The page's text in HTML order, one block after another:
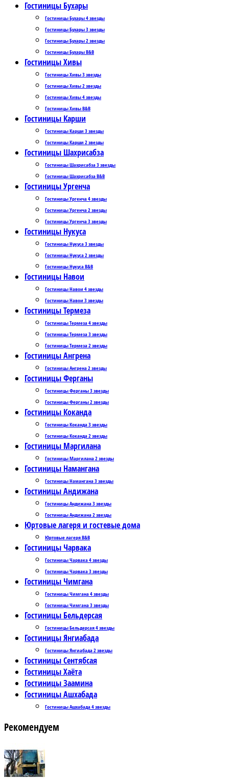
Гостиницы Бухары
Гостиницы Бухары 4 звезды
Гостиницы Бухары 3 звезды
Гостиницы Бухары 2 звезды
Гостиницы Бухары B&B
Гостиницы Хивы
Гостиницы Хивы 3 звезды
Гостиницы Хивы 2 звезды
Гостиницы Хивы 4 звезды
Гостиницы Хивы B&B
Гостиницы Карши
Гостиницы Карши 3 звезды
Гостиницы Карши 2 звезды
Гостиницы Шахрисабза
Гостиницы Шахрисабза 3 звезды
Гостиницы Шахрисабза B&B
Гостиницы Ургенча
Гостиницы Ургенча 4 звезды
Гостиницы Ургенча 2 звезды
Гостиницы Ургенча 3 звезды
Гостиницы Нукуса
Гостиницы Нукуса 3 звезды
Гостиницы Нукуса 2 звезды
Гостиницы Нукуса B&B
Гостиницы Навои
Гостиницы Навои 4 звезды
Гостиницы Навои 3 звезды
Гостиницы Термеза
Гостиницы Термеза 4 звезды
Гостиницы Термеза 3 звезды
Гостиницы Термеза 2 звезды
Гостиницы Ангрена
Гостиницы Ангрена 2 звезды
Гостиницы Ферганы
Гостиницы Ферганы 3 звезды
Гостиницы Ферганы 2 звезды
Гостиницы Коканда
Гостиницы Коканда 3 звезды
Гостиницы Коканда 2 звезды
Гостиницы Маргилана
Гостиницы Маргилана 2 звезды
Гостиницы Намангана
Гостиницы Намангана 3 звезды
Гостиницы Андижана
Гостиницы Андижана 3 звезды
Гостиницы Андижана 2 звезды
Юртовые лагеря и гостевые дома
Юртовые лагеря B&B
Гостиницы Чарвака
Гостиницы Чарвака 4 звезды
Гостиницы Чарвака 3 звезды
Гостиницы Чимгана
Гостиницы Чимгана 4 звезды
Гостиницы Чимгана 3 звезды
Гостиницы Бельдерсая
Гостиницы Бельдерсая 4 звезды
Гостиницы Янгиабада
Гостиницы Янгиабада 2 звезды
Гостиницы Сентябсая
Гостиницы Хаёта
Гостиницы Заамина
Гостиницы Ашхабада
Гостиницы Ашхабада 4 звезды
Рекомендуем